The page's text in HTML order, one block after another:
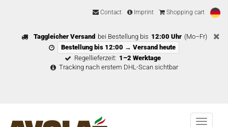
Contact Imprint Shopping cart
Taggleicher Versand bei Bestellung bis 12:00 Uhr (Mo–Fr)
Bestellung bis 12:00 → Versand heute
Regellieferzeit: 1–2 Werktage
Tracking nach erstem DHL-Scan sichtbar
Menu